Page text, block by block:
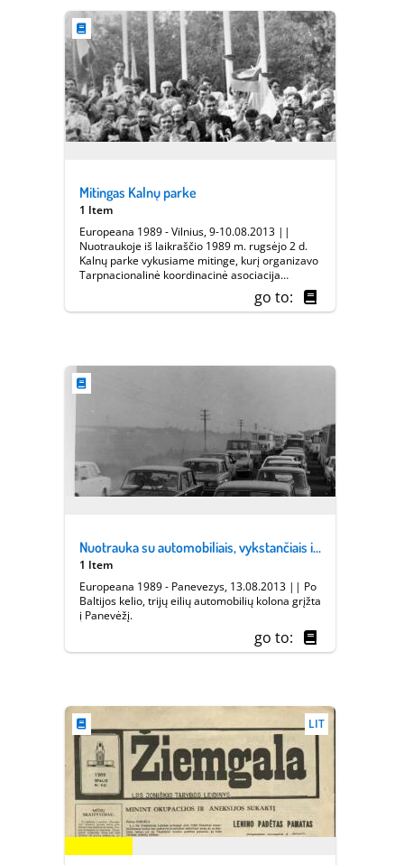
Mitingas Kalnų parke
1 Item
Europeana 1989 - Vilnius, 9-10.08.2013 ||
Nuotraukoje iš laikraščio 1989 m. rugsėjo 2 d.
Kalnų parke vykusiame mitinge, kurį organizavo
Tarpnacionalinė koordinacinė asociacija
matome dalyvaujančius prof. V. Landsbergį, N.
Medvedevą, S. Dušauską-Duš, A. Juozaitį, L.
go to:
Nuotrauka su automobiliais, vykstančiais iš Baltijos kelio
1 Item
Europeana 1989 - Panevezys, 13.08.2013 || Po
Baltijos kelio, trijų eilių automobilių kolona grįžta
į Panevėžį.
go to:
LIT